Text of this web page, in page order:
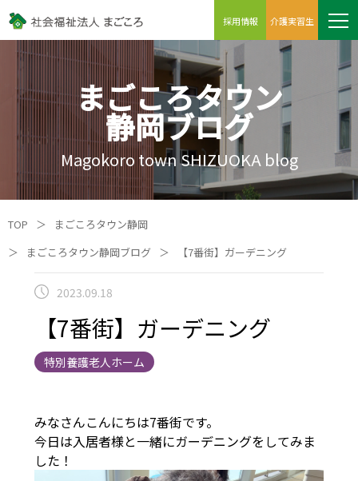
採用情報 介護実習生
まごころタウン
静岡ブログ
Magokoro town SHIZUOKA blog
TOP ＞
まごころタウン静岡
＞
まごころタウン静岡ブログ ＞ 【7番街】ガーデニング
2023.09.18
【7番街】ガーデニング
特別養護老人ホーム
みなさんこんにちは7番街です。
今日は入居者様と一緒にガーデニングをしてみま
した！